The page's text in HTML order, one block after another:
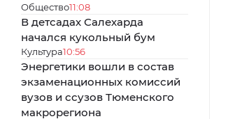
Общество11:08
В детсадах Салехарда
начался кукольный бум
Культура10:56
Энергетики вошли в состав
экзаменационных комиссий
вузов и ссузов Тюменского
макрорегиона